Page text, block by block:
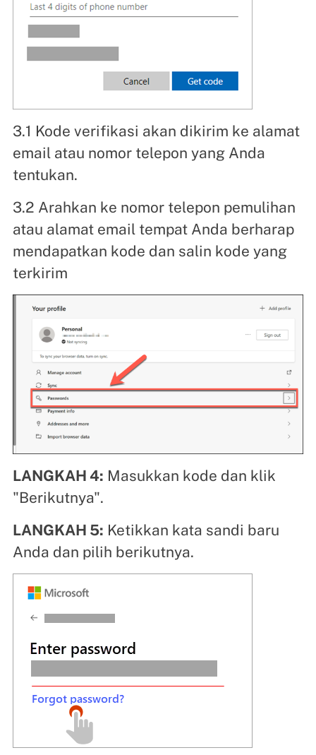
3.1 Kode verifikasi akan dikirim ke alamat
email atau nomor telepon yang Anda
tentukan.
3.2 Arahkan ke nomor telepon pemulihan
atau alamat email tempat Anda berharap
mendapatkan kode dan salin kode yang
terkirim
LANGKAH 4: Masukkan kode dan klik
"Berikutnya".
LANGKAH 5: Ketikkan kata sandi baru
Anda dan pilih berikutnya.